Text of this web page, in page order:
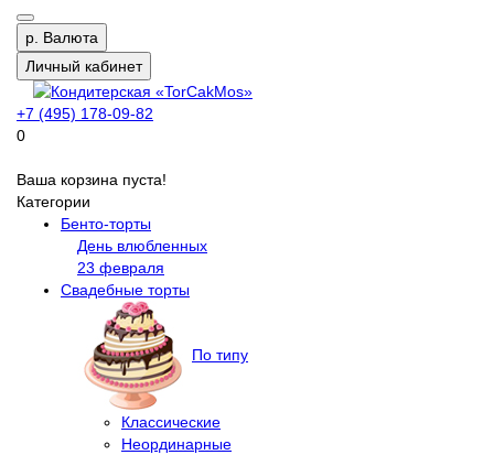
р. Валюта
Личный кабинет
+7 (495) 178-09-82
0
Ваша корзина пуста!
Категории
Бенто-торты
День влюбленных
23 февраля
Свадебные торты
По типу
Классические
Неординарные